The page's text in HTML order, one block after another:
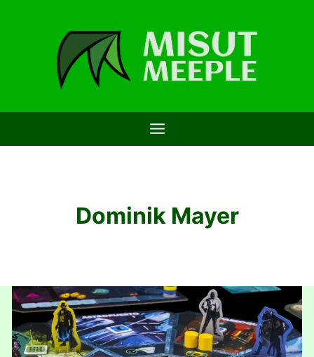
Dominik Mayer